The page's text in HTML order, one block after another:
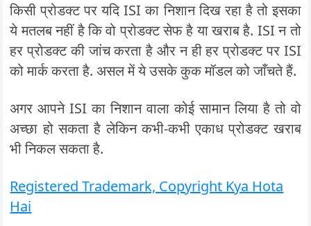
किसी प्रोडक्ट पर यदि ISI का निशान दिख रहा है तो इसका
ये मतलब नहीं है कि वो प्रोडक्ट सेफ है या खराब है. ISI न तो
हर प्रोडक्ट की जांच करता है और न ही हर प्रोडक्ट पर ISI
को मार्क करता है. असल में ये उसके कुक मॉडल को जाँचते हैं.
अगर आपने ISI का निशान वाला कोई सामान लिया है तो वो
अच्छा हो सकता है लेकिन कभी-कभी एकाध प्रोडक्ट खराब
भी निकल सकता है.
Registered Trademark, Copyright Kya Hota
Hai